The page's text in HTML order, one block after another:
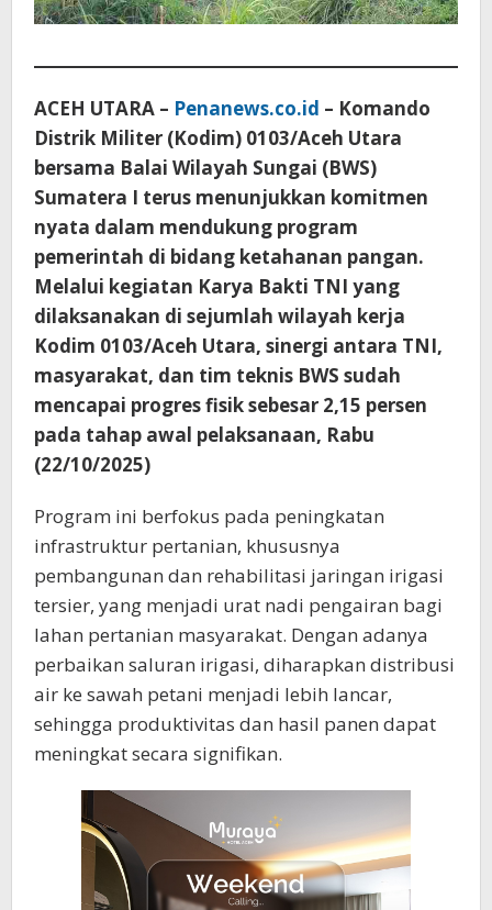
ACEH UTARA – Penanews.co.id – Komando
Distrik Militer (Kodim) 0103/Aceh Utara
bersama Balai Wilayah Sungai (BWS)
Sumatera I terus menunjukkan komitmen
nyata dalam mendukung program
pemerintah di bidang ketahanan pangan.
Melalui kegiatan Karya Bakti TNI yang
dilaksanakan di sejumlah wilayah kerja
Kodim 0103/Aceh Utara, sinergi antara TNI,
masyarakat, dan tim teknis BWS sudah
mencapai progres fisik sebesar 2,15 persen
pada tahap awal pelaksanaan, Rabu
(22/10/2025)
Program ini berfokus pada peningkatan
infrastruktur pertanian, khususnya
pembangunan dan rehabilitasi jaringan irigasi
tersier, yang menjadi urat nadi pengairan bagi
lahan pertanian masyarakat. Dengan adanya
perbaikan saluran irigasi, diharapkan distribusi
air ke sawah petani menjadi lebih lancar,
sehingga produktivitas dan hasil panen dapat
meningkat secara signifikan.